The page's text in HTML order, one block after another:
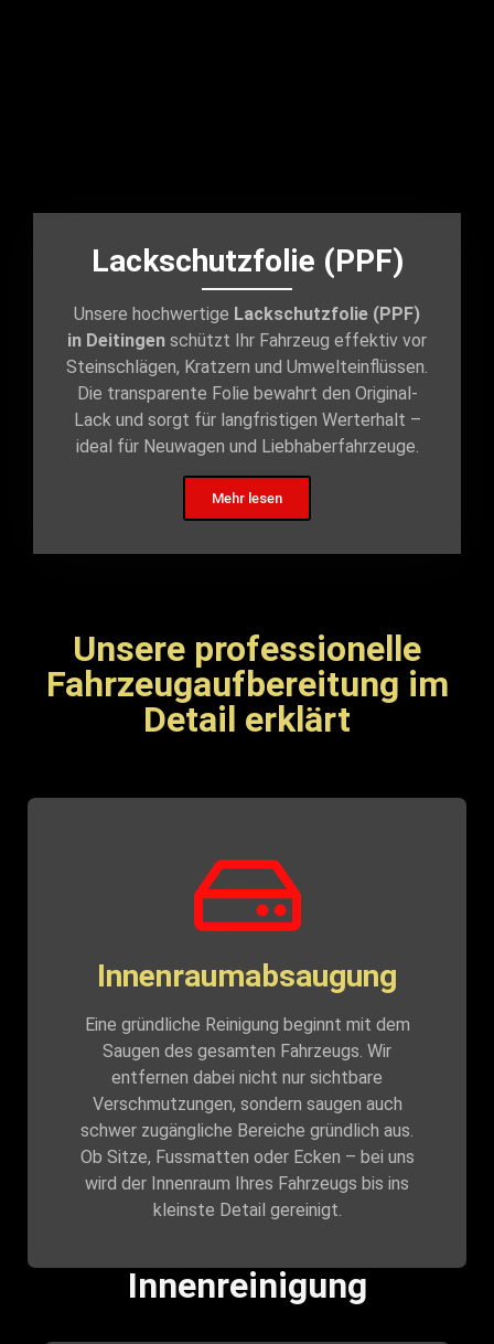
Lackschutzfolie (PPF)
Unsere hochwertige Lackschutzfolie (PPF)
in Deitingen schützt Ihr Fahrzeug effektiv vor
Steinschlägen, Kratzern und Umwelteinflüssen.
Die transparente Folie bewahrt den Original-
Lack und sorgt für langfristigen Werterhalt –
ideal für Neuwagen und Liebhaberfahrzeuge.
Mehr lesen
Unsere professionelle
Fahrzeugaufbereitung im
Detail erklärt
Innenraumabsaugung
Eine gründliche Reinigung beginnt mit dem
Saugen des gesamten Fahrzeugs. Wir
entfernen dabei nicht nur sichtbare
Verschmutzungen, sondern saugen auch
schwer zugängliche Bereiche gründlich aus.
Ob Sitze, Fussmatten oder Ecken – bei uns
wird der Innenraum Ihres Fahrzeugs bis ins
kleinste Detail gereinigt.
Innenreinigung